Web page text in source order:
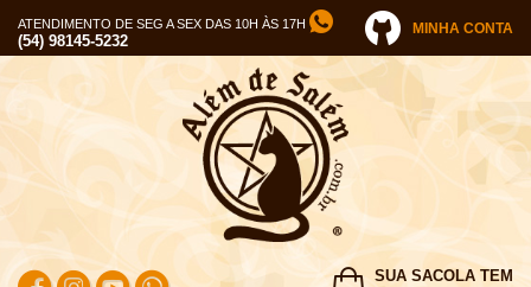
ATENDIMENTO DE SEG A SEX DAS 10H ÀS 17H
(54) 98145-5232
MINHA CONTA
SUA SACOLA TEM